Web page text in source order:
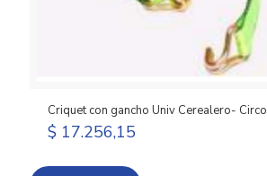
Criquet con gancho Univ Cerealero- Circo
$ 17.256,15